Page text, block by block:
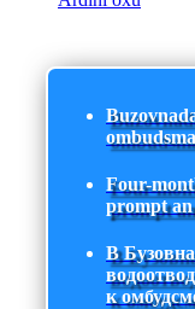
Four-
prompt an
В
к